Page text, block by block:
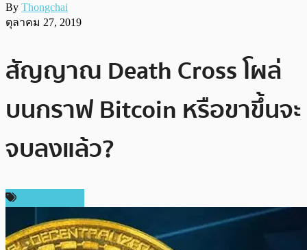
By Thongchai
ตุลาคม 27, 2019
สัญญาณ Death Cross โผล่
บนกราฟ Bitcoin หรือขาขึ้นจะ
จบลงแล้ว?